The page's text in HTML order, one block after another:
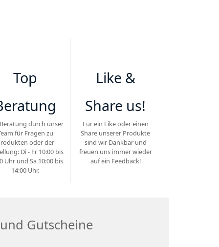
Top
durch unser
für Fragen zu
oder der
Di - Fr 10:00 bis
Uhr und Sa 10:00 bis
14:00 Uhr.
Like &
Share us!
Für ein Like oder einen
Share unserer Produkte
sind wir Dankbar und
freuen uns immer wieder
auf ein Feedback!
Gutscheine